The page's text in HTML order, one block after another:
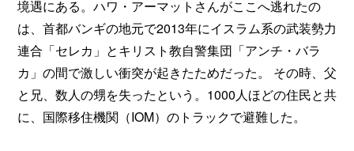
境遇にある。ハワ・アーマットさんがここへ逃れたの
は、首都バンギの地元で2013年にイスラム系の武装勢力
連合「セレカ」とキリスト教自警集団「アンチ・バラ
カ」の間で激しい衝突が起きたためだった。 その時、父
と兄、数人の甥を失ったという。1000人ほどの住民と共
に、国際移住機関（IOM）のトラックで避難した。